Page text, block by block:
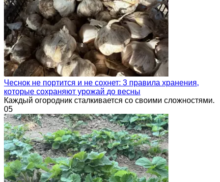
Чеснок не портится и не сохнет: 3 правила хранения,
которые сохраняют урожай до весны
Каждый огородник сталкивается со своими сложностями.
05